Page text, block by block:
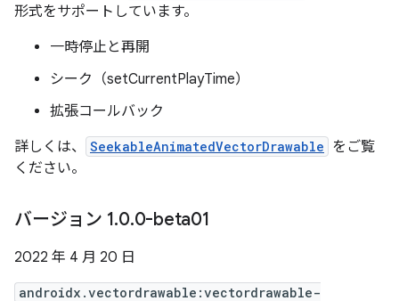
形式をサポートしています。
一時停止と再開
シーク（setCurrentPlayTime）
拡張コールバック
詳しくは、
SeekableAnimatedVectorDrawable をご覧
ください。
バージョン 1.0.0-beta01
2022 年 4 月 20 日
androidx.vectordrawable:vectordrawable-